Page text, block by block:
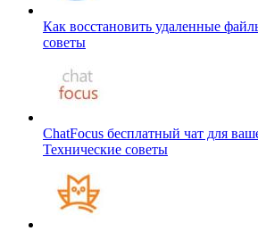
Как восстановить удаленные
советы
ChatFocus бесплатный чат для
Технические советы